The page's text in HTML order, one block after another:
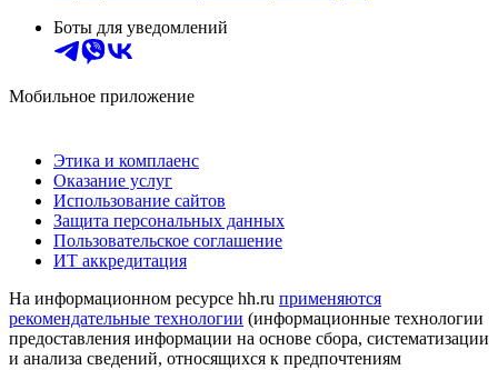
Боты для уведомлений
Мобильное приложение
Этика и комплаенс
Оказание услуг
Использование сайтов
Защита персональных данных
Пользовательское соглашение
ИТ аккредитация
На информационном ресурсе hh.ru применяются
рекомендательные технологии (информационные технологии
предоставления информации на основе сбора, систематизации
и анализа сведений, относящихся к предпочтениям